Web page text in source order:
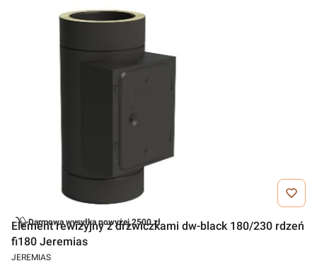
Darmowa wysyłka powyżej 2500 zł
Element rewizyjny z drzwiczkami dw-black 180/230 rdzeń
fi180 Jeremias
JEREMIAS